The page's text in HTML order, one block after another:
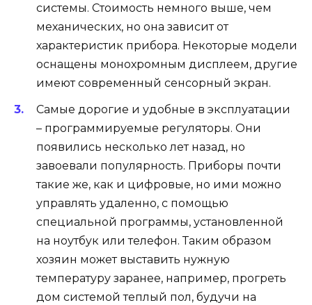
системы. Стоимость немного выше, чем
механических, но она зависит от
характеристик прибора. Некоторые модели
оснащены монохромным дисплеем, другие
имеют современный сенсорный экран.
Самые дорогие и удобные в эксплуатации
– программируемые регуляторы. Они
появились несколько лет назад, но
завоевали популярность. Приборы почти
такие же, как и цифровые, но ими можно
управлять удаленно, с помощью
специальной программы, установленной
на ноутбук или телефон. Таким образом
хозяин может выставить нужную
температуру заранее, например, прогреть
дом системой теплый пол, будучи на